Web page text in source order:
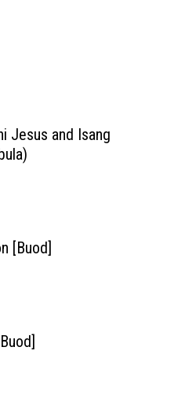
Jesus and Isang
[Buod]